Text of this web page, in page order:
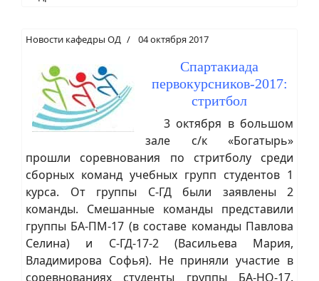
Новости кафедры ОД 04 октября 2017
Спартакиада
первокурсников-2017:
стритбол
3 октября в большом
зале с/к «Богатырь»
прошли соревнования по стритболу среди
сборных команд учебных групп студентов 1
курса. От группы С-ГД были заявлены 2
команды. Смешанные команды представили
группы БА-ПМ-17 (в составе команды Павлова
Селина) и С-ГД-17-2 (Васильева Мария,
Владимирова Софья). Не приняли участие в
соревнованиях студенты группы БА-НО-17.